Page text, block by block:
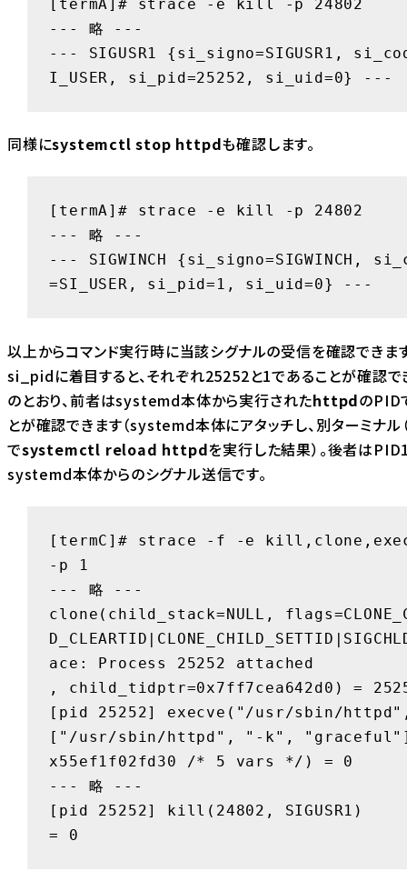
[termA]# strace -e kill -p 24802
--- 略 ---
--- SIGUSR1 {si_signo=SIGUSR1,
I_USER, si_pid=25252, si_uid=0} ---
同様にsystemctl stop httpdも確認します。
[termA]# strace -e kill -p 24802
--- 略 ---
--- SIGWINCH {si_signo=SIGWINCH,
=SI_USER, si_pid=1, si_uid=0} ---
以上からコマンド実行時に当該シグナルの受信を確認できます
si_pidに着目すると、それぞれ25252と1であることが確認で
のとおり、前者はsystemd本体から実行されたhttpdのPID
とが確認できます（systemd本体にアタッチし、別ターミナル
でsystemctl reload httpdを実行した結果）。後者は
systemd本体からのシグナル送信です。
[termC]# strace -f -e
-p 1
--- 略 ---
clone(child_stack=NULL,
ace: Process 25252 attached
, child_tidptr=0x7ff7cea642d0) =
[pid 25252] execve("/usr/sbin/
["/usr/sbin/httpd", "-k",
x55ef1f02fd30 /* 5 vars */) = 0
--- 略 ---
[pid 25252] kill(24802, SIGUSR1)
= 0